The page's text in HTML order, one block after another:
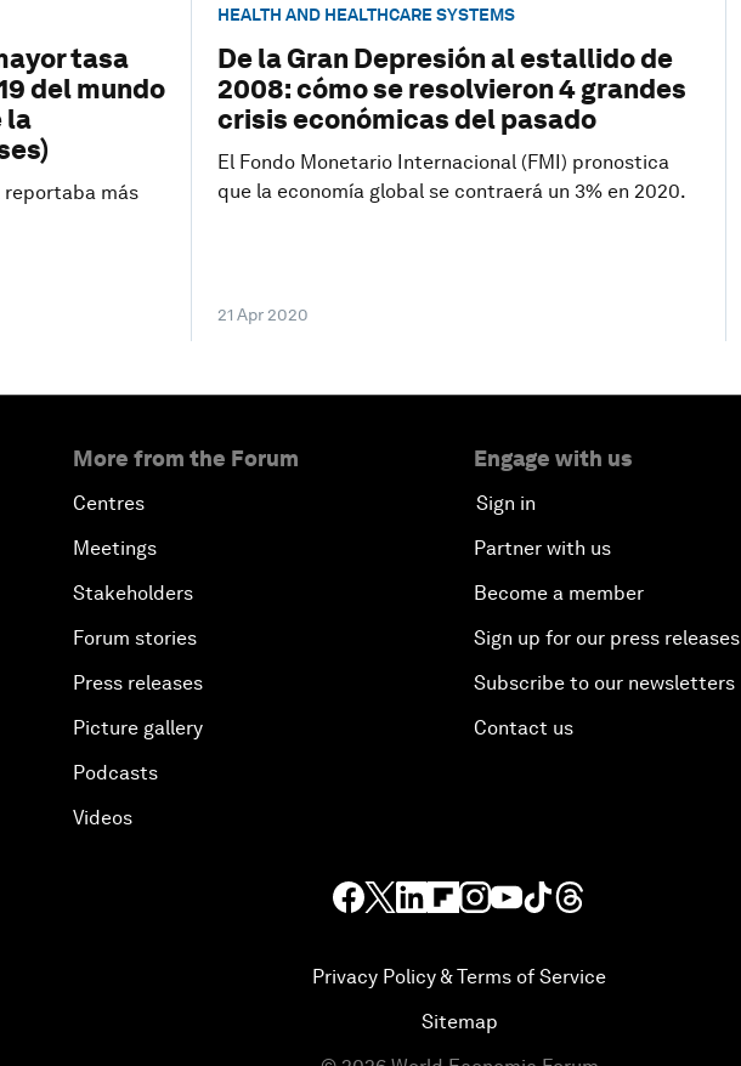
tasa
del mundo
la
reportaba más
HEALTH AND HEALTHCARE SYSTEMS
De la Gran Depresión al estallido de
2008: cómo se resolvieron 4 grandes
crisis económicas del pasado
El Fondo Monetario Internacional (FMI) pronostica
que la economía global se contraerá un 3% en 2020.
21 Apr 2020
More from the Forum
Centres
Meetings
Stakeholders
Forum stories
Press releases
Picture gallery
Podcasts
Videos
Engage with us
Sign in
Partner with us
Become a member
Sign up for our press releases
Subscribe to our newsletters
Contact us
Privacy Policy & Terms of Service
Sitemap